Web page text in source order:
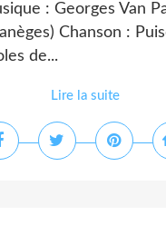
: Georges Van
Chanson :
de...
Lire la suite